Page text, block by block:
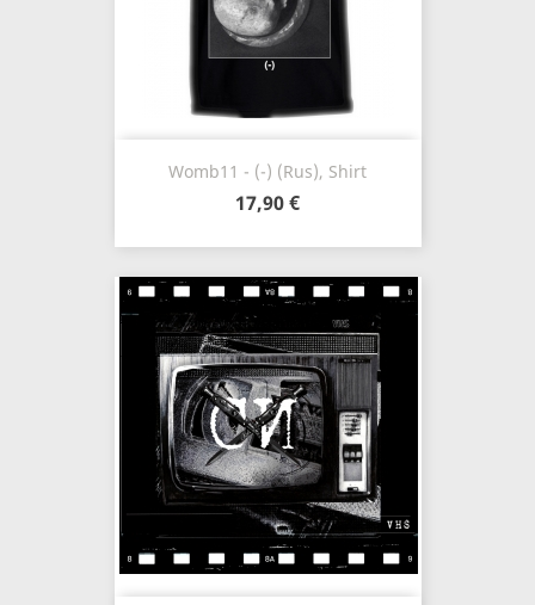
Womb11 - (-) (Rus), Shirt
17,90 €